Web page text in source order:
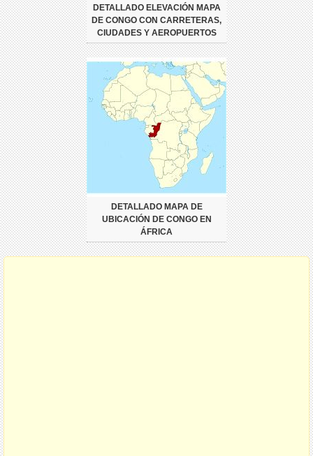
DETALLADO ELEVACIÓN MAPA
DE CONGO CON CARRETERAS,
CIUDADES Y AEROPUERTOS
DETALLADO MAPA DE
UBICACIÓN DE CONGO EN
ÁFRICA